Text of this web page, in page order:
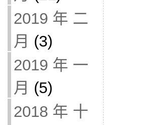
2019 年 二
月 (3)
2019 年 一
月 (5)
2018 年 十